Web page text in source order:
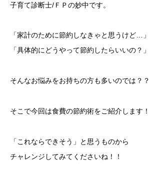
子育て診断士/ＦＰの妙中です。
「家計のために節約しなきゃと思うけど…」
「具体的にどうやって節約したらいいの？」
そんなお悩みをお持ちの方も多いのでは？？
そこで今回は食費の節約術をご紹介します！
「これならできそう」と思うものから
チャレンジしてみてくださいね！！